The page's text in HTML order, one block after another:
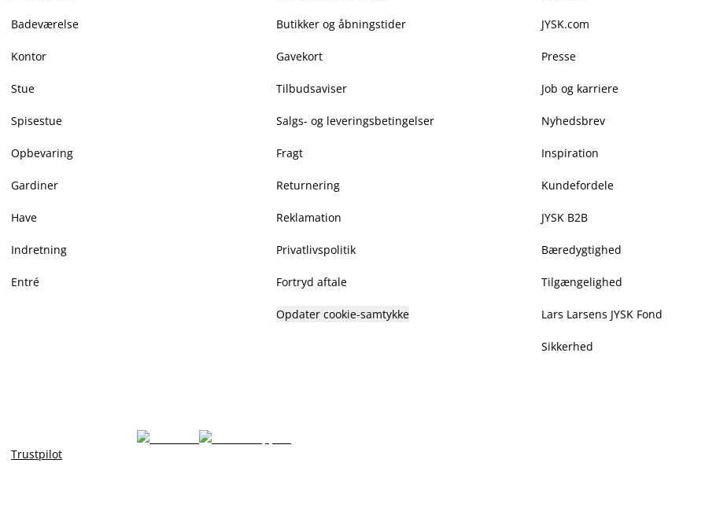
Badeværelse
Kontor
Stue
Spisestue
Opbevaring
Gardiner
Have
Indretning
Entré
Butikker og åbningstider
Gavekort
Tilbudsaviser
Salgs- og leveringsbetingelser
Fragt
Returnering
Reklamation
Privatlivspolitik
Fortryd aftale
Opdater cookie-samtykke
JYSK.com
Presse
Job og karriere
Nyhedsbrev
Inspiration
Kundefordele
JYSK B2B
Bæredygtighed
Tilgængelighed
Lars Larsens JYSK Fond
Sikkerhed
Trustpilot